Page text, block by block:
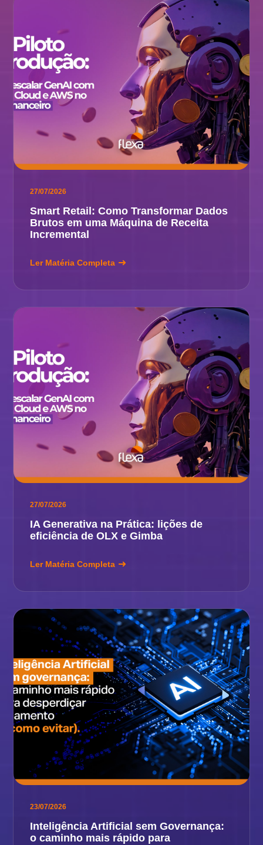
27/07/2026
Smart Retail: Como Transformar Dados
Brutos em uma Máquina de Receita
Incremental
Ler Matéria Completa
27/07/2026
IA Generativa na Prática: lições de
eficiência de OLX e Gimba
Ler Matéria Completa
23/07/2026
Inteligência Artificial sem Governança:
o caminho mais rápido para